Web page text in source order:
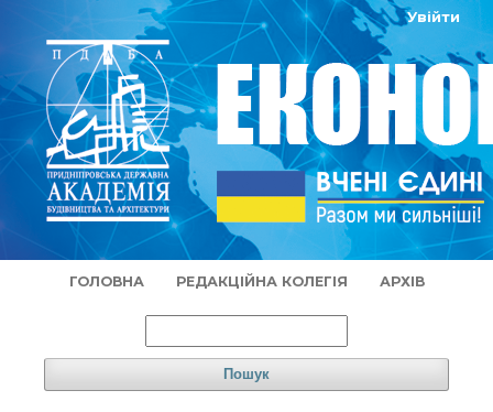
ГОЛОВНА РЕДАКЦІЙНА КОЛЕГІЯ АРХІВ
Пошук
Увійти